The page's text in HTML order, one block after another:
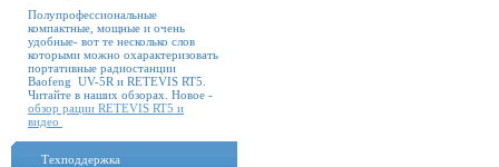
Полупрофессиональные
компактные, мощные и очень
удобные- вот те несколько слов
которыми можно охарактеризовать
портативные радиостанции
Baofeng UV-5R и RETEVIS RT5.
Читайте в наших обзорах. Новое -
обзор рации RETEVIS RT5 и
видео
Техподдержка